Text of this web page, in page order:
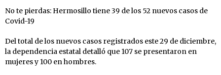
No te pierdas: Hermosillo tiene 39 de los 52 nuevos casos de
Covid-19
Del total de los nuevos casos registrados este 29 de diciembre,
la dependencia estatal detalló que 107 se presentaron en
mujeres y 100 en hombres.